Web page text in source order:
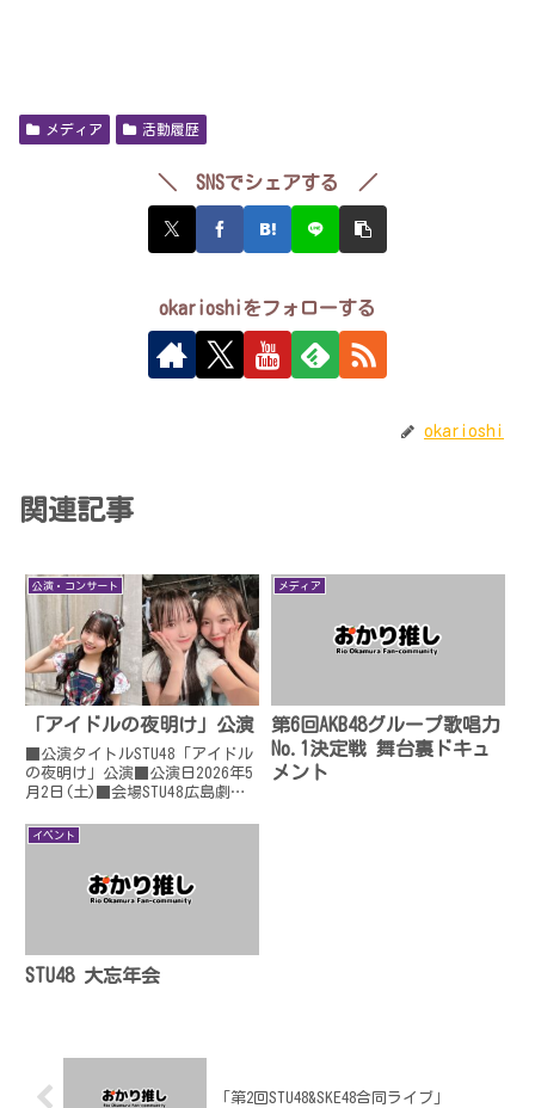
メディア 活動履歴
＼ SNSでシェアする ／
okarioshiをフォローする
okarioshi
関連記事
公演・コンサート
「アイドルの夜明け」公演
■公演タイトルSTU48「アイドル
の夜明け」公演■公演日2026年5
月2日(土)■会場STU48広島劇場
演16:45開場/17:30開演■出演内
海 里音・尾崎 世里花・岡田 あ
メディア
第6回AKB48グループ歌唱力
No.1決定戦 舞台裏ドキュ
メント
イベント
STU48 大忘年会
「第2回STU48&SKE48合同ライブ」